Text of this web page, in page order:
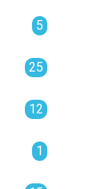
5
25
12
1